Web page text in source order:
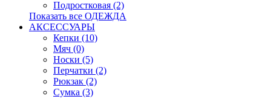
Подростковая (2)
Показать все ОДЕЖДА
АКСЕССУАРЫ
Кепки (10)
Мяч (0)
Носки (5)
Перчатки (2)
Рюкзак (2)
Сумка (3)